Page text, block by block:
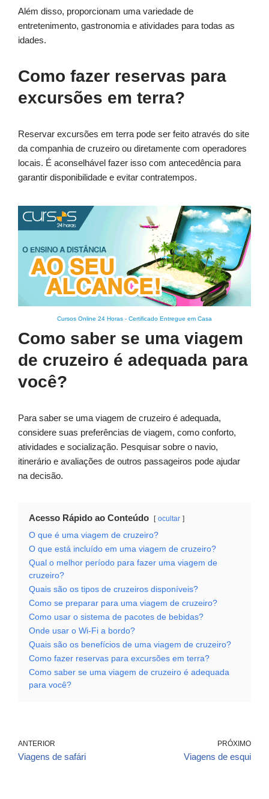
Além disso, proporcionam uma variedade de
entretenimento, gastronomia e atividades para todas as
idades.
Como fazer reservas para
excursões em terra?
Reservar excursões em terra pode ser feito através do site
da companhia de cruzeiro ou diretamente com operadores
locais. É aconselhável fazer isso com antecedência para
garantir disponibilidade e evitar contratempos.
Cursos Online 24 Horas - Certificado Entregue em Casa
Como saber se uma viagem
de cruzeiro é adequada para
você?
Para saber se uma viagem de cruzeiro é adequada,
considere suas preferências de viagem, como conforto,
atividades e socialização. Pesquisar sobre o navio,
itinerário e avaliações de outros passageiros pode ajudar
na decisão.
Acesso Rápido ao Conteúdo ocultar
O que é uma viagem de cruzeiro?
O que está incluído em uma viagem de cruzeiro?
Qual o melhor período para fazer uma viagem de
cruzeiro?
Quais são os tipos de cruzeiros disponíveis?
Como se preparar para uma viagem de cruzeiro?
Como usar o sistema de pacotes de bebidas?
Onde usar o Wi-Fi a bordo?
Quais são os benefícios de uma viagem de cruzeiro?
Como fazer reservas para excursões em terra?
Como saber se uma viagem de cruzeiro é adequada
para você?
ANTERIOR
Viagens de safári
PRÓXIMO
Viagens de esqui